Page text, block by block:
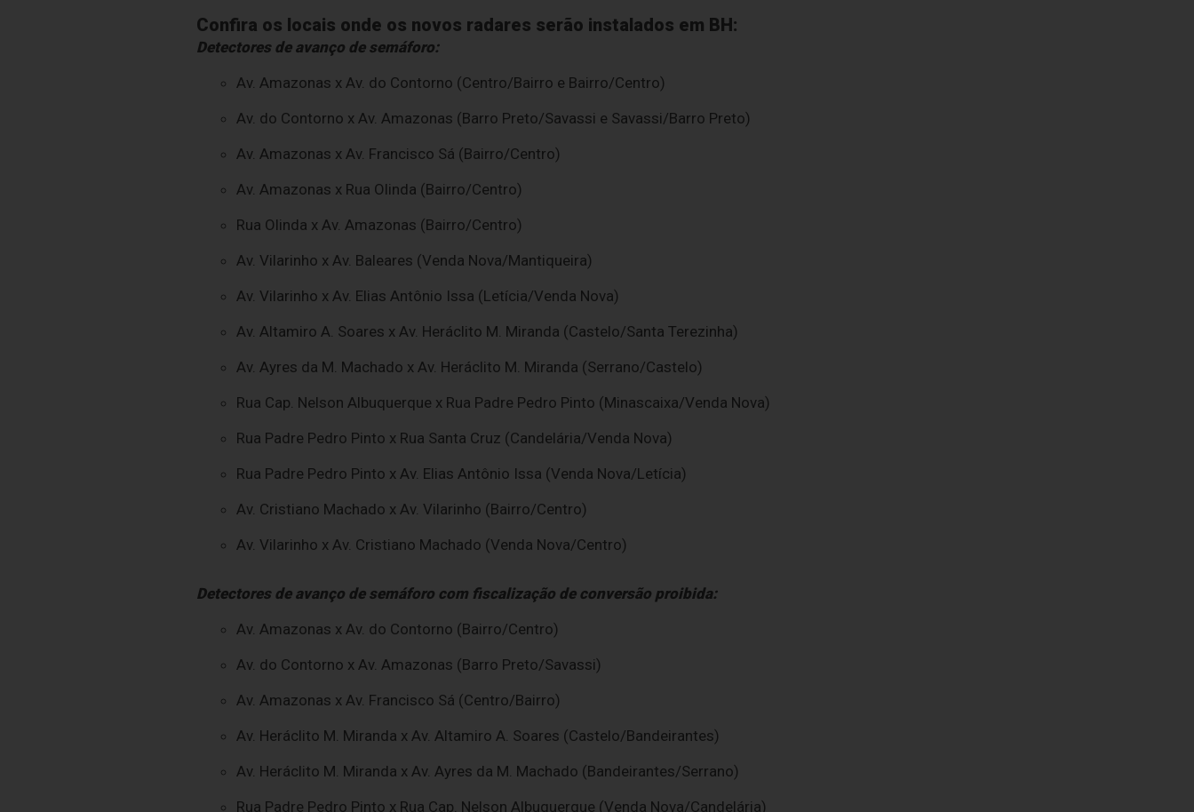
Confira os locais onde os novos radares serão instalados em BH:
Detectores de avanço de semáforo:
Av. Amazonas x Av. do Contorno (Centro/Bairro e Bairro/Centro)
Av. do Contorno x Av. Amazonas (Barro Preto/Savassi e Savassi/Barro Preto)
Av. Amazonas x Av. Francisco Sá (Bairro/Centro)
Av. Amazonas x Rua Olinda (Bairro/Centro)
Rua Olinda x Av. Amazonas (Bairro/Centro)
Av. Vilarinho x Av. Baleares (Venda Nova/Mantiqueira)
Av. Vilarinho x Av. Elias Antônio Issa (Letícia/Venda Nova)
Av. Altamiro A. Soares x Av. Heráclito M. Miranda (Castelo/Santa Terezinha)
Av. Ayres da M. Machado x Av. Heráclito M. Miranda (Serrano/Castelo)
Rua Cap. Nelson Albuquerque x Rua Padre Pedro Pinto (Minascaixa/Venda Nova)
Rua Padre Pedro Pinto x Rua Santa Cruz (Candelária/Venda Nova)
Rua Padre Pedro Pinto x Av. Elias Antônio Issa (Venda Nova/Letícia)
Av. Cristiano Machado x Av. Vilarinho (Bairro/Centro)
Av. Vilarinho x Av. Cristiano Machado (Venda Nova/Centro)
Detectores de avanço de semáforo com fiscalização de conversão proibida:
Av. Amazonas x Av. do Contorno (Bairro/Centro)
Av. do Contorno x Av. Amazonas (Barro Preto/Savassi)
Av. Amazonas x Av. Francisco Sá (Centro/Bairro)
Av. Heráclito M. Miranda x Av. Altamiro A. Soares (Castelo/Bandeirantes)
Av. Heráclito M. Miranda x Av. Ayres da M. Machado (Bandeirantes/Serrano)
Rua Padre Pedro Pinto x Rua Cap. Nelson Albuquerque (Venda Nova/Candelária)